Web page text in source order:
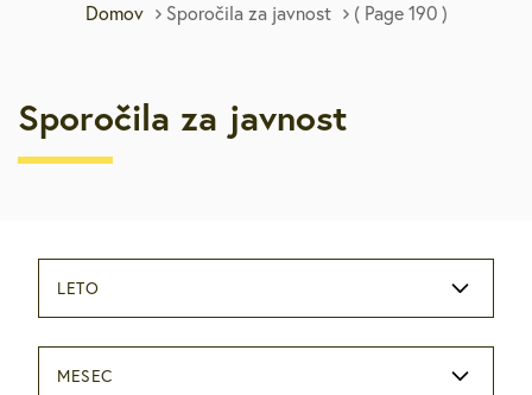
Domov Sporočila za javnost ( Page 190 )
Sporočila za javnost
LETO
MESEC